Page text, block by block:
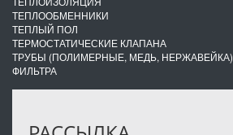
ТЕПЛООБМЕННИКИ
ТЕПЛЫЙ ПОЛ
ТЕРМОСТАТИЧЕСКИЕ КЛАПАНА
ТРУБЫ (ПОЛИМЕРНЫЕ, МЕДЬ, НЕРЖАВЕЙКА)
ФИЛЬТРА